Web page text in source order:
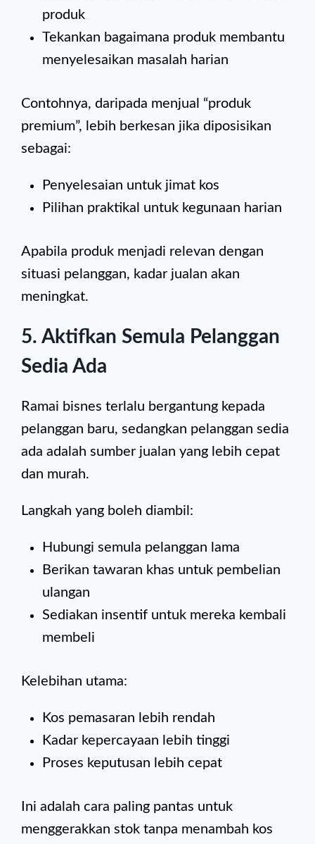
produk
Tekankan bagaimana produk membantu
menyelesaikan masalah harian
Contohnya, daripada menjual “produk
premium”, lebih berkesan jika diposisikan
sebagai:
Penyelesaian untuk jimat kos
Pilihan praktikal untuk kegunaan harian
Apabila produk menjadi relevan dengan
situasi pelanggan, kadar jualan akan
meningkat.
5. Aktifkan Semula Pelanggan
Sedia Ada
Ramai bisnes terlalu bergantung kepada
pelanggan baru, sedangkan pelanggan sedia
ada adalah sumber jualan yang lebih cepat
dan murah.
Langkah yang boleh diambil:
Hubungi semula pelanggan lama
Berikan tawaran khas untuk pembelian
ulangan
Sediakan insentif untuk mereka kembali
membeli
Kelebihan utama:
Kos pemasaran lebih rendah
Kadar kepercayaan lebih tinggi
Proses keputusan lebih cepat
Ini adalah cara paling pantas untuk
menggerakkan stok tanpa menambah kos